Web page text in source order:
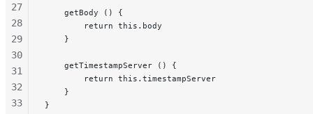
    getBody () {
        return this.body
    }
    getTimestampServer () {
        return this.timestampServer
    }
}
27
28
29
30
31
32
33